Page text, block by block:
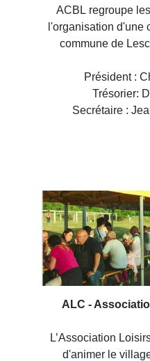
ACBL regroupe
l'organisation d'une
commune de
Président :
Trésorier:
Secrétaire :
ALC -
L’Association
d'animer le